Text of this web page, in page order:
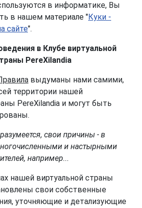
в информатике, Вы
в нашем материале "Куки -
сайте".
в Клубе виртуальной
PereXilandia
выдуманы нами самими,
территории нашей
PereXilandia и могут быть
свои причины - в
и настырными
например...
нашей виртуальной страны
свои собственные
уточняющие и детализующие